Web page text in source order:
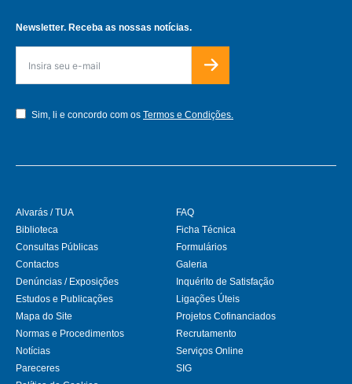
Newsletter. Receba as nossas notícias.
Sim, li e concordo com os Termos e Condições.
Alvarás / TUA
Biblioteca
Consultas Públicas
Contactos
Denúncias / Exposições
Estudos e Publicações
FAQ
Ficha Técnica
Formulários
Galeria
Inquérito de Satisfação
Ligações Úteis
Mapa do Site
Normas e Procedimentos
Notícias
Pareceres
Projetos Cofinanciados
Recrutamento
Serviços Online
SIG